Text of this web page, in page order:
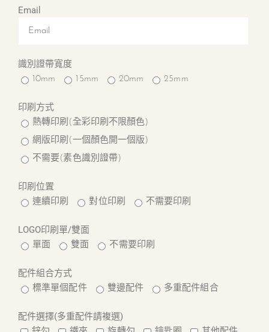
Email
識別證帶寬度
10mm 15mm 20mm 25mm
印刷方式
熱轉印刷(全彩印刷不限顏色)
網版印刷(一個顏色開一個版)
不需要(素色識別證帶)
印刷位置
連續印刷 對位印刷 不需要印刷
LOGO印刷單/雙面
單面 雙面 不需要印刷
配件組合方式
標準單個配件 雙邊配件 多重配件組合
配件選擇(多重配件請複選)